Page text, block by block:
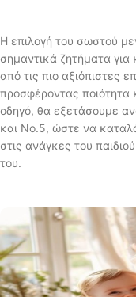
Η επιλογή του σωστού
σημαντικά ζητήματα
από τις πιο αξιόπιστες
προσφέροντας ποιότητα
οδηγό, θα εξετάσουμε
και No.5, ώστε να
στις ανάγκες του
του.